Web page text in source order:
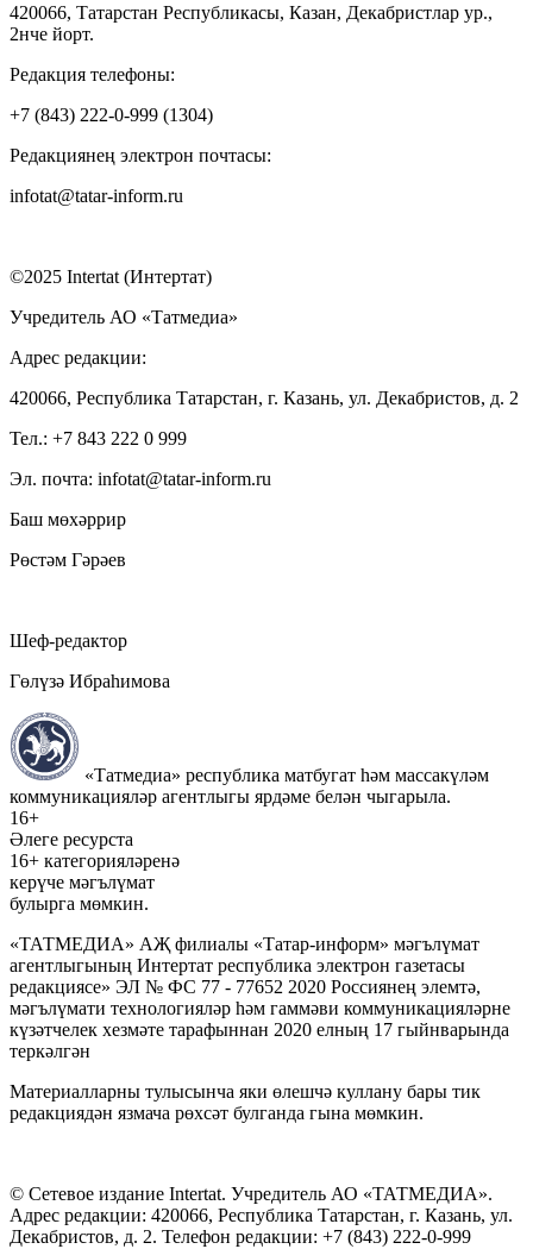
420066, Татарстан Республикасы, Казан, Декабристлар ур.,
2нче йорт.
Редакция телефоны:
+7 (843) 222-0-999 (1304)
Редакциянең электрон почтасы:
infotat@tatar-inform.ru
©2025 Intertat (Интертат)
Учредитель АО «Татмедиа»
Адрес редакции:
420066, Республика Татарстан, г. Казань, ул. Декабристов, д. 2
Тел.: +7 843 222 0 999
Эл. почта: infotat@tatar-inform.ru
Баш мөхәррир
Рөстәм Гәрәев
Шеф-редактор
Гөлүзә Ибраһимова
«Татмедиа» республика матбугат һәм массакүләм
коммуникацияләр агентлыгы ярдәме белән чыгарыла.
16+
Әлеге ресурста
16+ категорияләренә
керүче мәгълүмат
булырга мөмкин.
«ТАТМЕДИА» АҖ филиалы «Татар-информ» мәгълүмат
агентлыгының Интертат республика электрон газетасы
редакциясе» ЭЛ № ФС 77 - 77652 2020 Россиянең элемтә,
мәгълүмати технологияләр һәм гаммәви коммуникацияләрне
күзәтчелек хезмәте тарафыннан 2020 елның 17 гыйнварында
теркәлгән
Материалларны тулысынча яки өлешчә куллану бары тик
редакциядән язмача рөхсәт булганда гына мөмкин.
© Сетевое издание Intertat. Учредитель АО «ТАТМЕДИА».
Адрес редакции: 420066, Республика Татарстан, г. Казань, ул.
Декабристов, д. 2. Телефон редакции: +7 (843) 222-0-999